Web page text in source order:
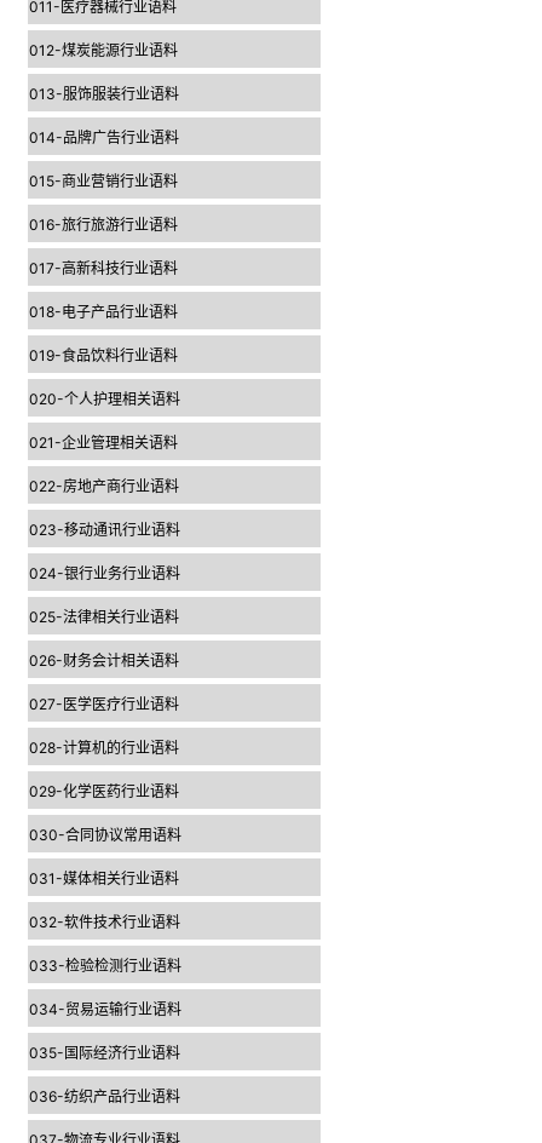
011-医疗器械行业语料
012-煤炭能源行业语料
013-服饰服装行业语料
014-品牌广告行业语料
015-商业营销行业语料
016-旅行旅游行业语料
017-高新科技行业语料
018-电子产品行业语料
019-食品饮料行业语料
020-个人护理相关语料
021-企业管理相关语料
022-房地产商行业语料
023-移动通讯行业语料
024-银行业务行业语料
025-法律相关行业语料
026-财务会计相关语料
027-医学医疗行业语料
028-计算机的行业语料
029-化学医药行业语料
030-合同协议常用语料
031-媒体相关行业语料
032-软件技术行业语料
033-检验检测行业语料
034-贸易运输行业语料
035-国际经济行业语料
036-纺织产品行业语料